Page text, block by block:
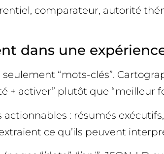
comparateur, autorité
dans une
“mots-clés”.
+ activer” plutôt que “meilleur
: résumés
ce qu’ils peuvent